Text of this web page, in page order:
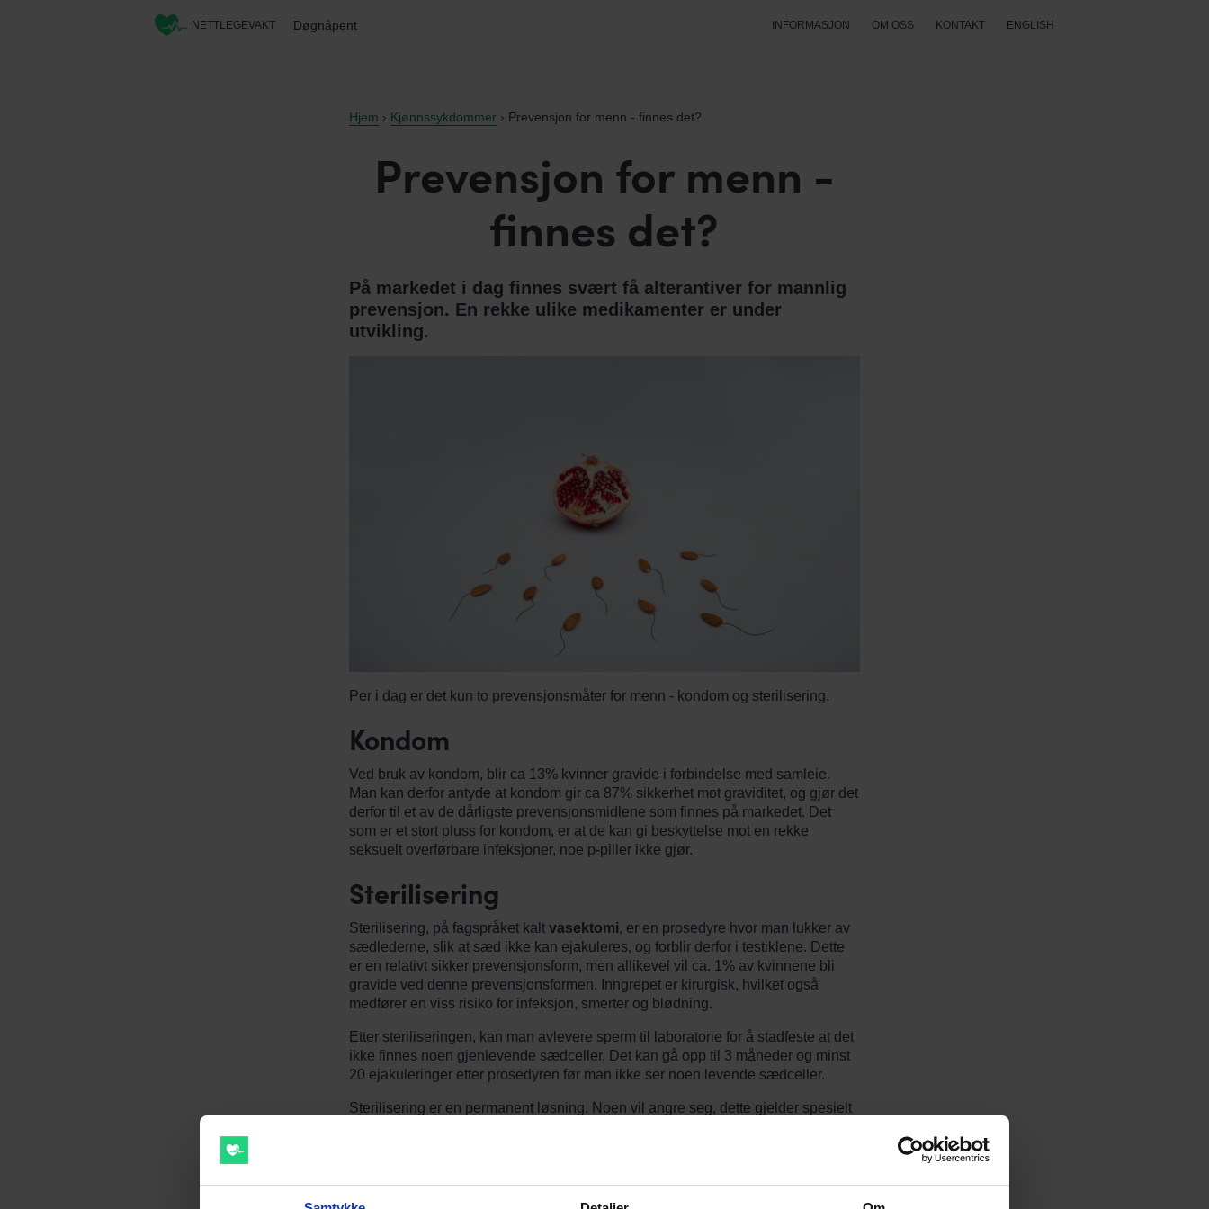
NETTLEGEVAKT Døgnåpent INFORMASJON OM OSS KONTAKT ENGLISH
Hjem › Kjønnssykdommer› Prevensjon for menn - finnes det?
Prevensjon for menn -
finnes det?
På markedet i dag finnes svært få alterantiver for mannlig
prevensjon. En rekke ulike medikamenter er under
utvikling.
Per i dag er det kun to prevensjonsmåter for menn - kondom og sterilisering.
Kondom
Ved bruk av kondom, blir ca 13% kvinner gravide i forbindelse med samleie.
Man kan derfor antyde at kondom gir ca 87% sikkerhet mot graviditet, og gjør det
derfor til et av de dårligste prevensjonsmidlene som finnes på markedet. Det
som er et stort pluss for kondom, er at de kan gi beskyttelse mot en rekke
seksuelt overførbare infeksjoner, noe p-piller ikke gjør.
Sterilisering
Sterilisering, på fagspråket kalt vasektomi, er en prosedyre hvor man lukker av
sædlederne, slik at sæd ikke kan ejakuleres, og forblir derfor i testiklene. Dette
er en relativt sikker prevensjonsform, men allikevel vil ca. 1% av kvinnene bli
gravide ved denne prevensjonsformen. Inngrepet er kirurgisk, hvilket også
medfører en viss risiko for infeksjon, smerter og blødning.
Etter steriliseringen, kan man avlevere sperm til laboratorie for å stadfeste at det
ikke finnes noen gjenlevende sædceller. Det kan gå opp til 3 måneder og minst
20 ejakuleringer etter prosedyren før man ikke ser noen levende sædceller.
Sterilisering er en permanent løsning. Noen vil angre seg, dette gjelder spesielt